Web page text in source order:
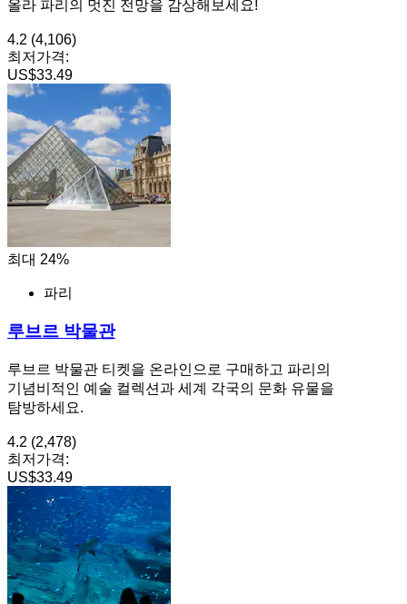
올라 파리의 멋진 전망을 감상해보세요!
4.2 (4,106)
최저가격:
US$33.49
최대 24%
파리
루브르 박물관
루브르 박물관 티켓을 온라인으로 구매하고 파리의
기념비적인 예술 컬렉션과 세계 각국의 문화 유물을
탐방하세요.
4.2 (2,478)
최저가격:
US$33.49